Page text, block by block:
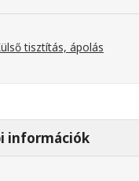
Ceramic
Detailer
mennyiség
tisztítás, ápolás
információk